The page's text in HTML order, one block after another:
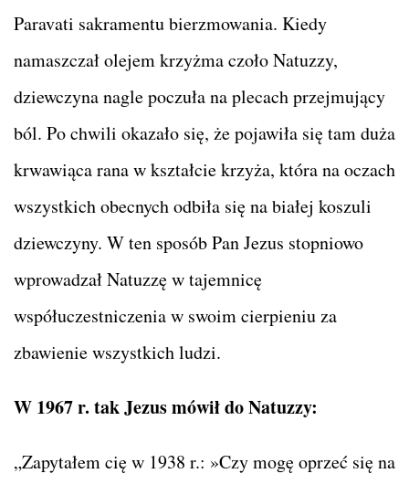
Paravati sakramentu bierzmowania. Kiedy
namaszczał olejem krzyżma czoło Natuzzy,
dziewczyna nagle poczuła na plecach przejmujący
ból. Po chwili okazało się, że pojawiła się tam duża
krwawiąca rana w kształcie krzyża, która na oczach
wszystkich obecnych odbiła się na białej koszuli
dziewczyny. W ten sposób Pan Jezus stopniowo
wprowadzał Natuzzę w tajemnicę
współuczestniczenia w swoim cierpieniu za
zbawienie wszystkich ludzi.
W 1967 r. tak Jezus mówił do Natuzzy:
„Zapytałem cię w 1938 r.: »Czy mogę oprzeć się na